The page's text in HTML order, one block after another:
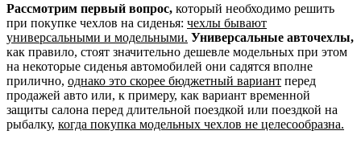
Рассмотрим первый вопрос, который необходимо решить
при покупке чехлов на сиденья: чехлы бывают
универсальными и модельными. Универсальные авточехлы,
как правило, стоят значительно дешевле модельных при этом
на некоторые сиденья автомобилей они садятся вполне
прилично, однако это скорее бюджетный вариант перед
продажей авто или, к примеру, как вариант временной
защиты салона перед длительной поездкой или поездкой на
рыбалку, когда покупка модельных чехлов не целесообразна.